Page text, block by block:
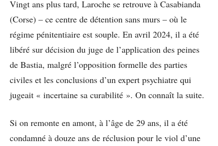
Vingt ans plus tard, Laroche se retrouve à Casabianda
(Corse) – ce centre de détention sans murs – où le
régime pénitentiaire est souple. En avril 2024, il a été
libéré sur décision du juge de l’application des peines
de Bastia, malgré l’opposition formelle des parties
civiles et les conclusions d’un expert psychiatre qui
jugeait « incertaine sa curabilité ». On connaît la suite.
Si on remonte en amont, à l’âge de 29 ans, il a été
condamné à douze ans de réclusion pour le viol d’une